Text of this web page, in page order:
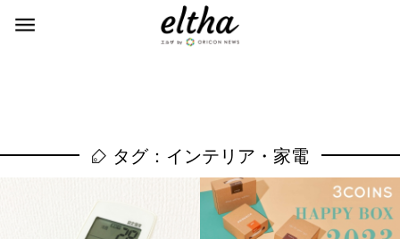
タグ：インテリア・家電